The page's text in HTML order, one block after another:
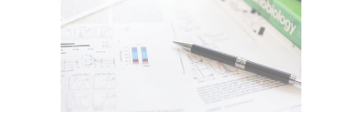
骨粗鬆症
臨床像Vol.1：2年以内の椎体/大腿骨近位部/骨
盤の骨折または複数箇所の骨折がある患者さ